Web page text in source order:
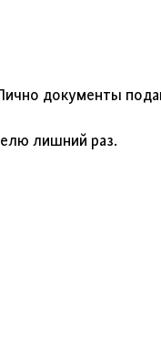
документы
лишний раз.